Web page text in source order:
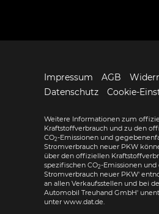
Impressum AGB
Datenschutz
Cookie-
Weitere Informationen zum
Kraftstoffverbrauch und zu den
CO2-Emissionen und
Stromverbrauch neuer PKW
über den offiziellen
spezifischen CO2-Emissionen
Stromverbrauch neuer PKW'
an allen Verkaufsstellen und bei
Automobil Treuhand GmbH'
unter www.dat.de.